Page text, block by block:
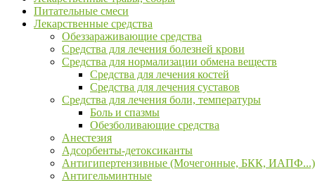
Питательные смеси
Лекарственные средства
Обеззараживающие средства
Средства для лечения болезней крови
Средства для нормализации обмена веществ
Средства для лечения костей
Средства для лечения суставов
Средства для лечения боли, температуры
Боль и спазмы
Обезболивающие средства
Анестезия
Адсорбенты-детоксиканты
Антигипертензивные (Мочегонные, БКК, ИАПФ...)
Антигельминтные